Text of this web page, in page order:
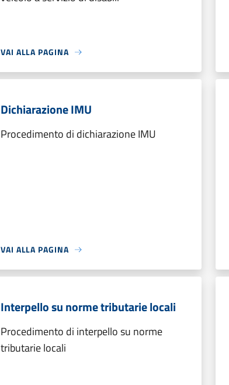
VAI ALLA PAGINA
Dichiarazione IMU
Procedimento di dichiarazione IMU
VAI ALLA PAGINA
Interpello su norme tributarie locali
Procedimento di interpello su norme
tributarie locali